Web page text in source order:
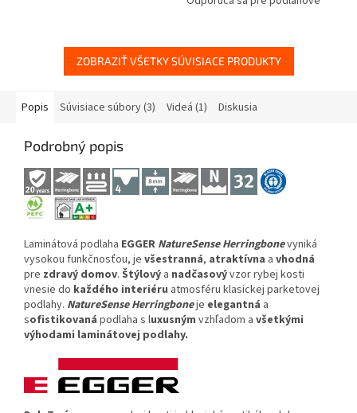
ZOBRAZIŤ VŠETKY SÚVISIACE PRODUKTY
Popis Súvisiace súbory (3) Videá (1) Diskusia
Podrobný popis
Laminátová podlaha EGGER NatureSense Herringbonevyniká
vysokou funkčnosťou, je všestranná, atraktívna a vhodná
pre zdravý domov. Štýlový a nadčasovývzor rybej kosti
vnesie do každého interiéru atmosféru klasickej parketovej
podlahy. NatureSense Herringboneje elegantná a
sofistikovaná podlaha s luxusným vzhľadom a všetkými
výhodami laminátovej podlahy.